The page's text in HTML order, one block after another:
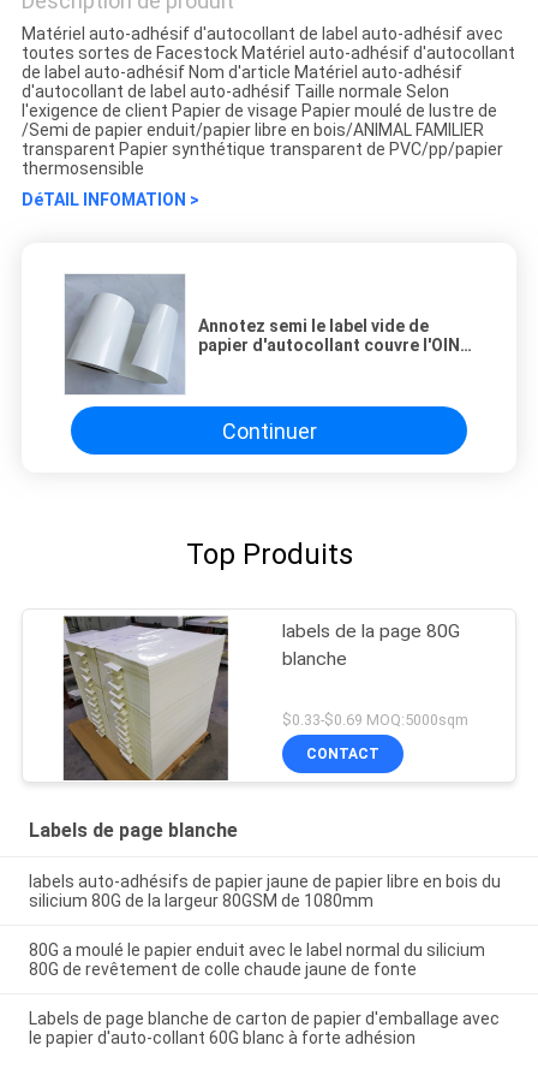
Matériel auto-adhésif d'autocollant de label auto-adhésif avec
toutes sortes de Facestock Matériel auto-adhésif d'autocollant
de label auto-adhésif Nom d'article Matériel auto-adhésif
d'autocollant de label auto-adhésif Taille normale Selon
l'exigence de client Papier de visage Papier moulé de lustre de
/Semi de papier enduit/papier libre en bois/ANIMAL FAMILIER
transparent Papier synthétique transparent de PVC/pp/papier
thermosensible
DéTAIL INFOMATION >
Annotez semi le label vide de
papier d'autocollant couvre l'OIN
Continuer
Top Produits
labels de la page 80G
blanche
$0.33-$0.69 MOQ:5000sqm
CONTACT
Labels de page blanche
labels auto-adhésifs de papier jaune de papier libre en bois du
silicium 80G de la largeur 80GSM de 1080mm
80G a moulé le papier enduit avec le label normal du silicium
80G de revêtement de colle chaude jaune de fonte
Labels de page blanche de carton de papier d'emballage avec
le papier d'auto-collant 60G blanc à forte adhésion